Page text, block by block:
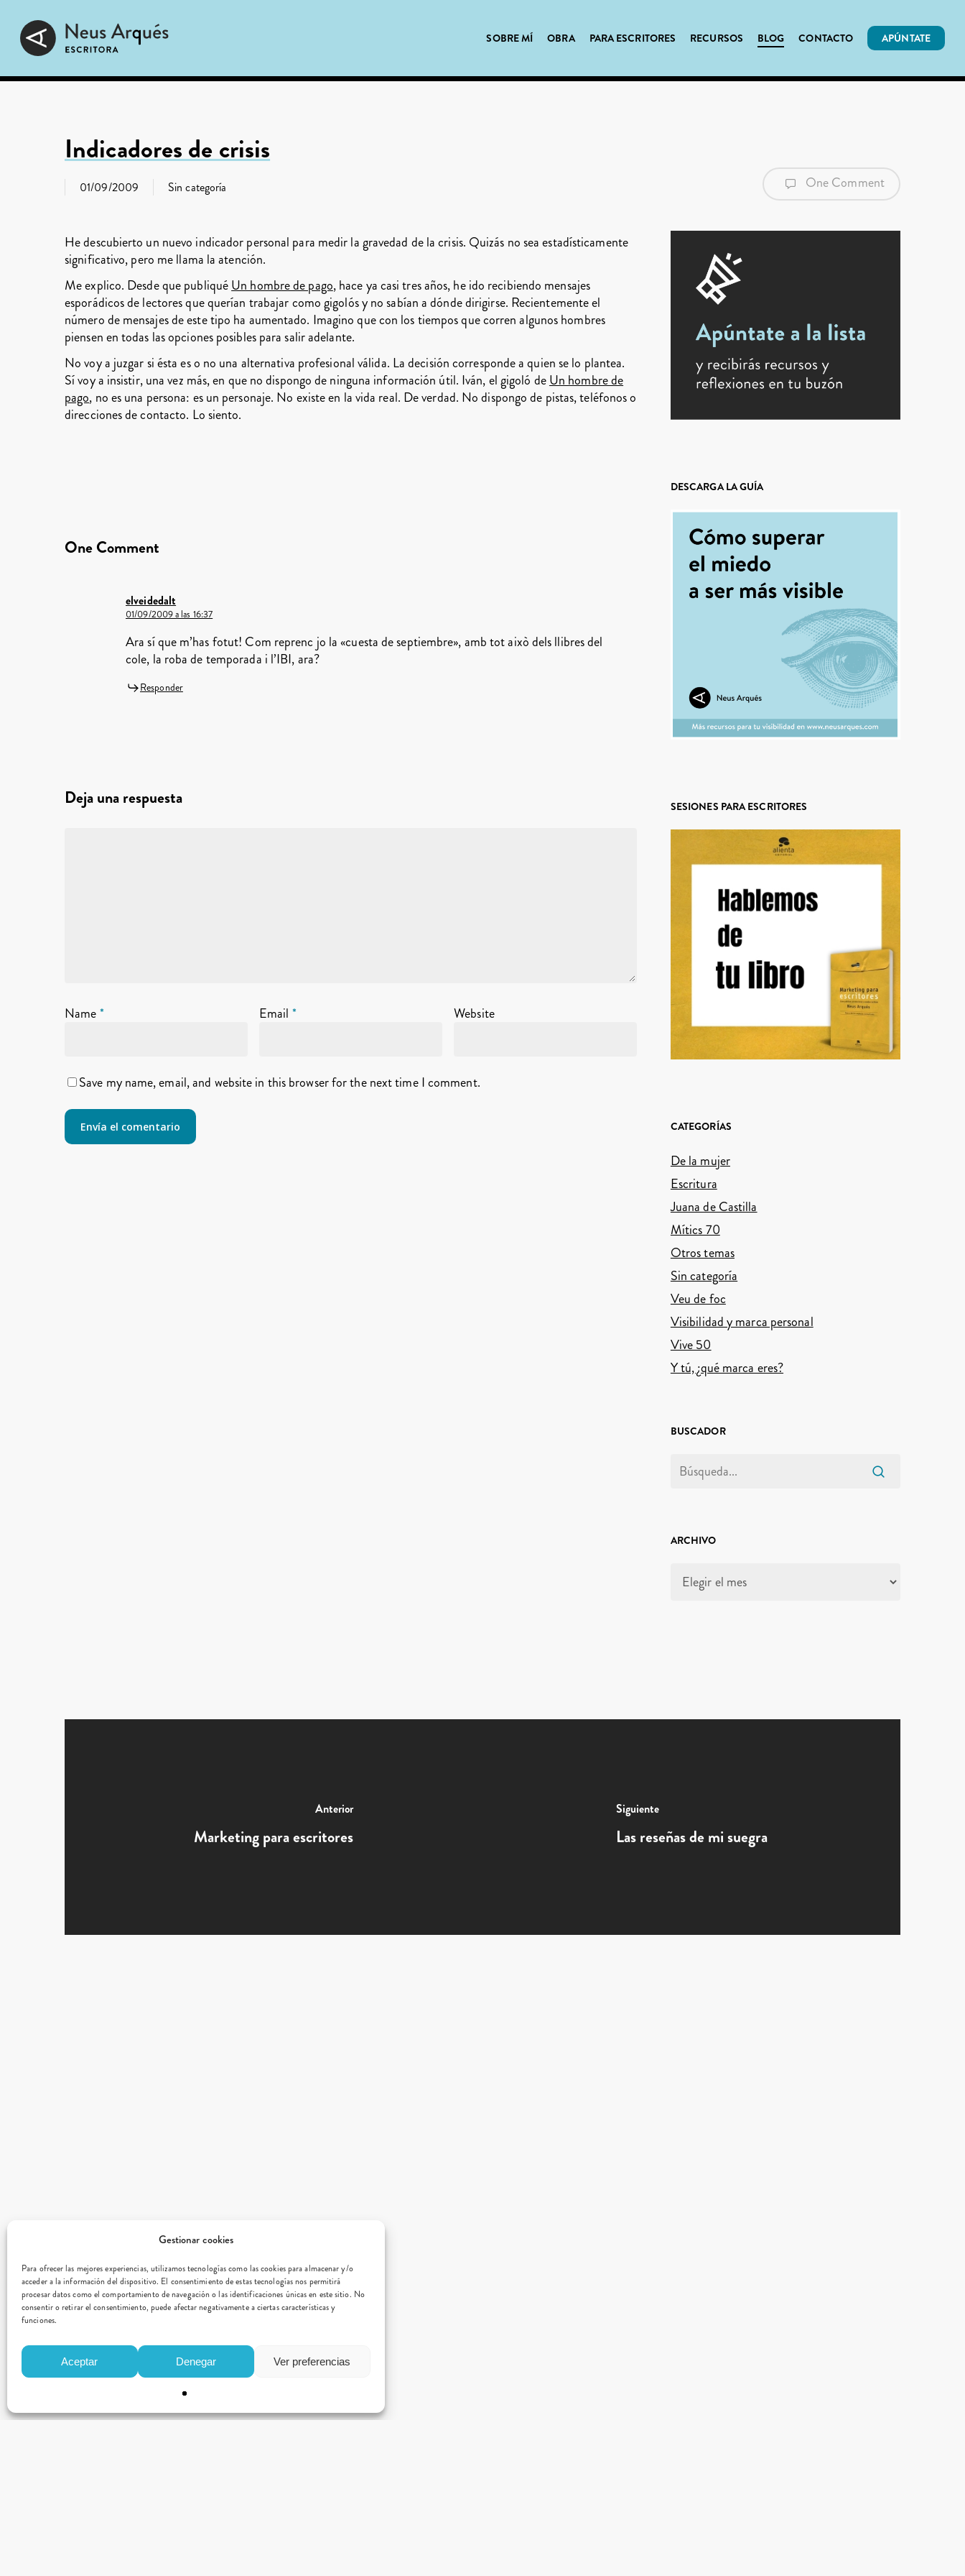
Gestionar cookies
Para ofrecer las mejores experiencias, utilizamos tecnologías como las cookies para almacenar y/o
acceder a la información del dispositivo. El consentimiento de estas tecnologías nos permitirá
procesar datos como el comportamiento de navegación o las identificaciones únicas en este sitio. No
consentir o retirar el consentimiento, puede afectar negativamente a ciertas características y
funciones.
Aceptar Denegar Ver preferencias
main
content
SOBRE MÍ OBRA PARA ESCRITORES RECURSOS BLOG CONTACTO APÚNTATE
Indicadores de crisis
01/09/2009 Sin categoría One Comment
He descubierto un nuevo indicador personal para medir la gravedad de la crisis. Quizás no sea estadísticamente
significativo, pero me llama la atención.
Me explico. Desde que publiquéUn hombre de pago, hace ya casi tres años, he ido recibiendo mensajes
esporádicos de lectores que querían trabajar como gigolós y no sabían a dónde dirigirse. Recientemente el
número de mensajes de este tipo ha aumentado. Imagino que con los tiempos que corren algunos hombres
piensen en todas las opciones posibles para salir adelante.
No voy a juzgar si ésta es o no una alternativa profesional válida. La decisión corresponde a quien se lo plantea.
Sí voy a insistir, una vez más, en que no dispongo de ninguna información útil. Iván, el gigoló deUn hombre de
pago, no es una persona: es un personaje. No existe en la vida real. De verdad. No dispongo de pistas, teléfonos o
direcciones de contacto. Lo siento.
One Comment
elveidedalt
01/09/2009 a las 16:37
Ara sí que m’has fotut! Com reprenc jo la «cuesta de septiembre», amb tot això dels llibres del
cole, la roba de temporada i l’IBI, ara?
Responder
Deja una respuesta
Name* Email * Website
Save my name, email, and website in this browser for the next time I comment.
DESCARGA LA GUÍA
SESIONES PARA ESCRITORES
CATEGORÍAS
De la mujer
Escritura
Juana de Castilla
Mítics 70
Otros temas
Sin categoría
Veu de foc
Visibilidad y marca personal
Vive 50
Y tú, ¿qué marca eres?
BUSCADOR
ARCHIVO
Anterior
Marketing para escritores
Siguiente
Las reseñas de mi suegra